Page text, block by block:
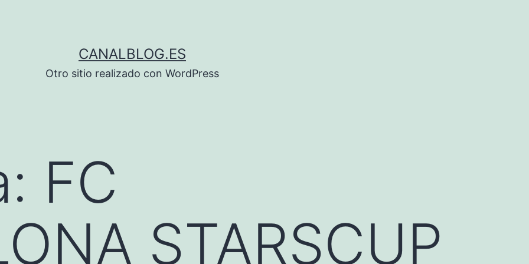
CANALBLOG.ES
Otro sitio realizado con WordPress
FC
STARSCUP